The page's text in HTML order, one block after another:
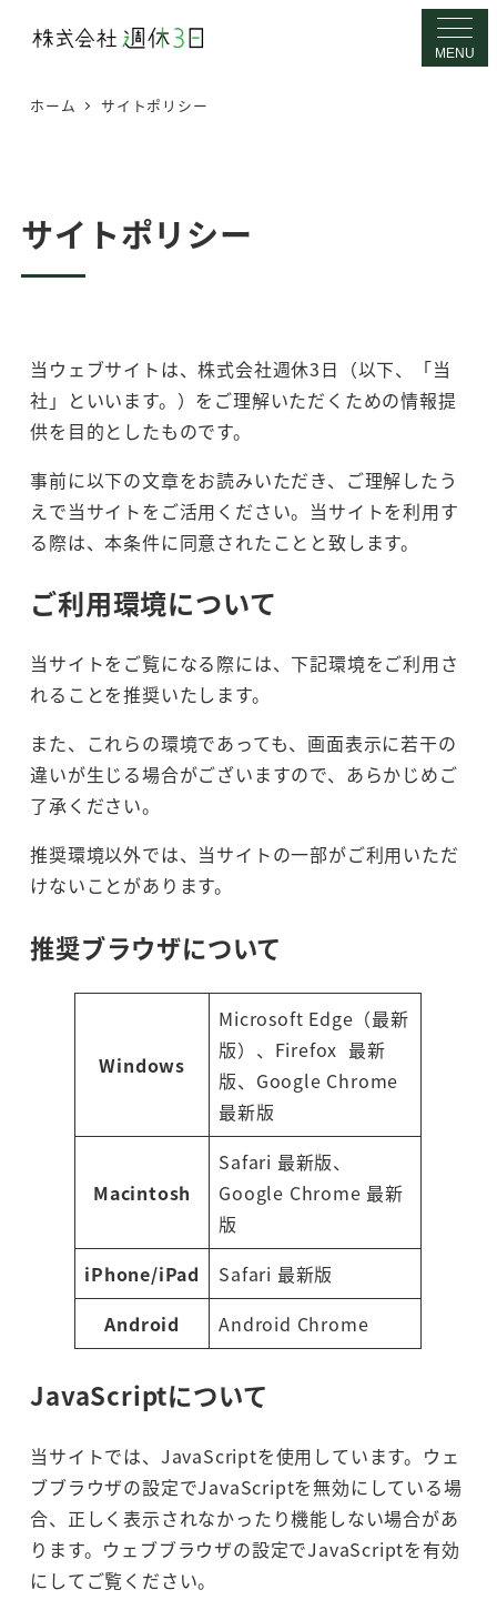
ツ
へ
MENU
ホーム サイトポリシー
サイトポリシー
当ウェブサイトは、株式会社週休3日（以下、「当
社」といいます。）をご理解いただくための情報提
供を目的としたものです。
事前に以下の文章をお読みいただき、ご理解したう
えで当サイトをご活用ください。当サイトを利用す
る際は、本条件に同意されたことと致します。
ご利用環境について
当サイトをご覧になる際には、下記環境をご利用さ
れることを推奨いたします。
また、これらの環境であっても、画面表示に若干の
違いが生じる場合がございますので、あらかじめご
了承ください。
推奨環境以外では、当サイトの一部がご利用いただ
けないことがあります。
推奨ブラウザについて
Windows
Microsoft Edge（最新
版）、Firefox 最新
版、Google Chrome
最新版
Macintosh
Safari 最新版、
Google Chrome 最新
版
iPhone/iPad
Safari 最新版
Android
Android Chrome
JavaScriptについて
当サイトでは、JavaScriptを使用しています。ウェ
ブブラウザの設定でJavaScriptを無効にしている場
合、正しく表示されなかったり機能しない場合があ
ります。ウェブブラウザの設定でJavaScriptを有効
にしてご覧ください。